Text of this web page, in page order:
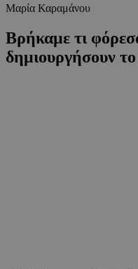
Μαρία Καραμάνου
Βρήκαμε τι
δημιουργήσουν